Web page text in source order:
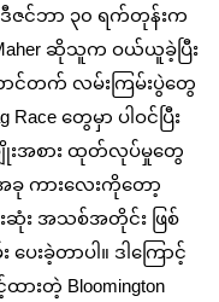
ဒီဇင်ဘာ ၃၀ ရက်တုန်းက
ဆိုသူက ဝယ်ယူခဲ့ပြီး
ာင်တက် လမ်းကြမ်းပွဲတွေ
တွေမှာ ပါဝင်ပြီး
ျိုးအစား ထုတ်လုပ်မှုတွေ
ခု ကားလေးကိုတော့
းဆုံး အသစ်အတိုင်း ဖြစ်
းခဲ့တာပါ။ ဒါကြောင့်
ားတဲ့ Bloomington